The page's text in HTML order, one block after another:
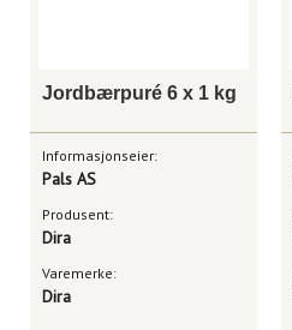
Jordbærpuré 6 x 1 kg
Informasjonseier:
Pals AS
Produsent:
Dira
Varemerke:
Dira